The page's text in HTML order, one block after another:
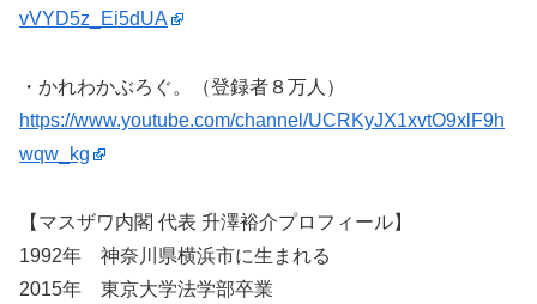
vVYD5z_Ei5dUA
・かれわかぶろぐ。（登録者８万人）
https://www.youtube.com/channel/UCRKyJX1xvtO9xlF9h
wqw_kg
【マスザワ内閣 代表 升澤裕介プロフィール】
1992年 神奈川県横浜市に生まれる
2015年 東京大学法学部卒業